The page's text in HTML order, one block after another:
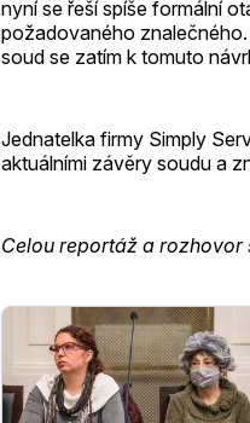
nyní se řeší spíše formální
požadovaného
soud se zatím k tomuto
Jednatelka firmy Simply
aktuálními závěry soudu a
Celou reportáž a rozhovor